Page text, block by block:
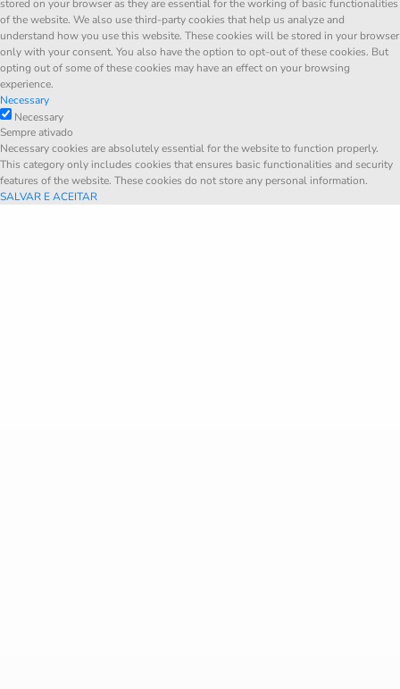
stored on your browser as they are essential for the working of basic functionalities
of the website. We also use third-party cookies that help us analyze and
understand how you use this website. These cookies will be stored in your browser
only with your consent. You also have the option to opt-out of these cookies. But
opting out of some of these cookies may have an effect on your browsing
experience.
Necessary
Necessary
Sempre ativado
Necessary cookies are absolutely essential for the website to function properly.
This category only includes cookies that ensures basic functionalities and security
features of the website. These cookies do not store any personal information.
SALVAR E ACEITAR